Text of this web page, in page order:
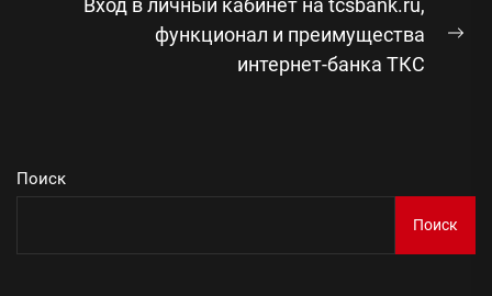
функционал и преимущества
интернет-банка ТКС
Поиск
Поиск